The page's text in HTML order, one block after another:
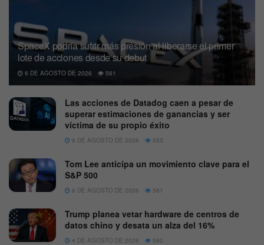
SpaceX podría sufrir más presión al liberarse el primer
lote de acciones desde su debut
6 DE AGOSTO DE 2026 561
Las acciones de Datadog caen a pesar de
superar estimaciones de ganancias y ser
víctima de su propio éxito
6 DE AGOSTO DE 2026 553
Tom Lee anticipa un movimiento clave para el
S&P 500
6 DE AGOSTO DE 2026 581
Trump planea vetar hardware de centros de
datos chino y desata un alza del 16%
4 DE AGOSTO DE 2026 590